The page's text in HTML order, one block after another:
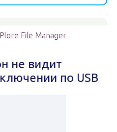
File Manager
не видит
по USB